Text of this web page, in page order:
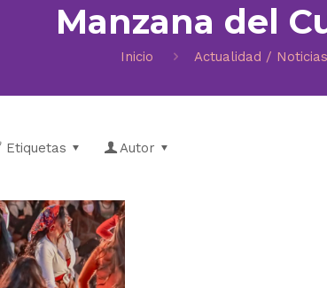
Manzana del
Inicio Actualidad / Noticias
Etiquetas Autor